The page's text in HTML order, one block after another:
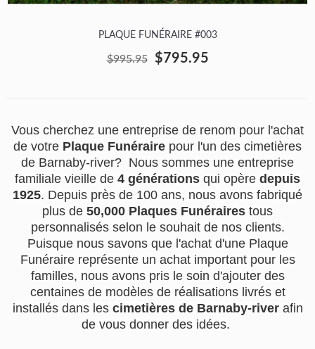
PLAQUE FUNÉRAIRE #003
$995.95 $795.95
Vous cherchez une entreprise de renom pour l'achat
de votre Plaque Funéraire pour l'un des cimetières
de Barnaby-river? Nous sommes une entreprise
familiale vieille de 4 générations qui opère depuis
1925. Depuis près de 100 ans, nous avons fabriqué
plus de 50,000 Plaques Funéraires tous
personnalisés selon le souhait de nos clients.
Puisque nous savons que l'achat d'une Plaque
Funéraire représente un achat important pour les
familles, nous avons pris le soin d'ajouter des
centaines de modèles de réalisations livrés et
installés dans les cimetières de Barnaby-riverafin
de vous donner des idées.